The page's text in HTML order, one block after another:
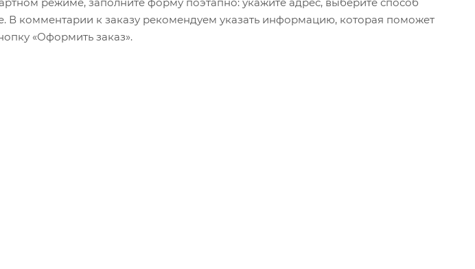
В комментарии к заказу рекомендуем указать информацию, которая поможет
«Оформить заказ».